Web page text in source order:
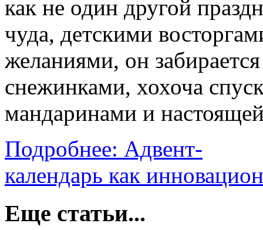
как не один другой
чуда, детскими
желаниями, он
снежинками, хохоча
мандаринами и
Подробнее: Адвент-
календарь как
Еще статьи...